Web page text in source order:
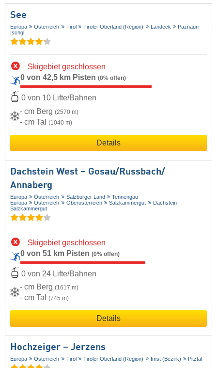
See
Europa Österreich Tirol Tiroler Oberland (Region) Landeck
Paznaun-
Ischgl
Skigebiet geschlossen
0 von 42,5 km Pisten (0% offen)
0 von 10 Lifte/Bahnen
- cm Berg (2570 m)
- cm Tal (1040 m)
Details
Dachstein West – Gosau/​Russbach/​
Annaberg
Europa Österreich Salzburger Land
Tennengau
Europa
Österreich Oberösterreich Salzkammergut
Dachstein-
Salzkammergut
Skigebiet geschlossen
0 von 51 km Pisten (0% offen)
0 von 24 Lifte/Bahnen
- cm Berg (1617 m)
- cm Tal (745 m)
Details
Hochzeiger – Jerzens
Europa Österreich Tirol Tiroler Oberland (Region) Imst (Bezirk) Pitztal